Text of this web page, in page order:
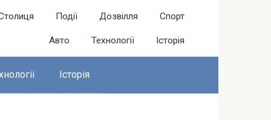
Події Дозвілля Спорт
Авто Технології Історія
Історія